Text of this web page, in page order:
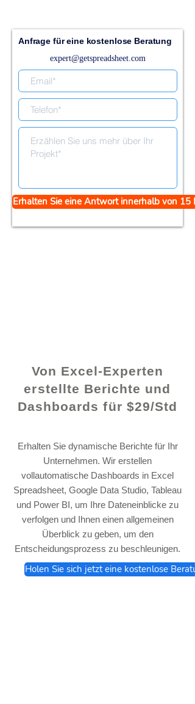
Von Excel-Experten
erstellte Berichte und
Dashboards für $29/Std
Erhalten Sie dynamische Berichte für Ihr
Unternehmen. Wir erstellen
vollautomatische Dashboards in Excel
Spreadsheet, Google Data Studio, Tableau
und Power BI, um Ihre Dateneinblicke zu
verfolgen und Ihnen einen allgemeinen
Überblick zu geben, um den
Entscheidungsprozess zu beschleunigen.
Holen Sie sich jetzt eine kostenlose
Anfrage für eine kostenlose Beratung
expert@getspreadsheet.com
Erhalten Sie eine Antwort innerhalb von 15